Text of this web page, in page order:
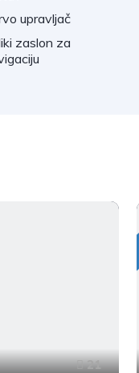
upravljač
zaslon za
21